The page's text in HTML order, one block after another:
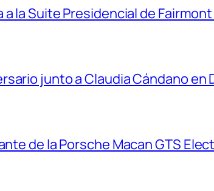
la Suite Presidencial de
junto a Claudia Cándano en
de la Porsche Macan GTS